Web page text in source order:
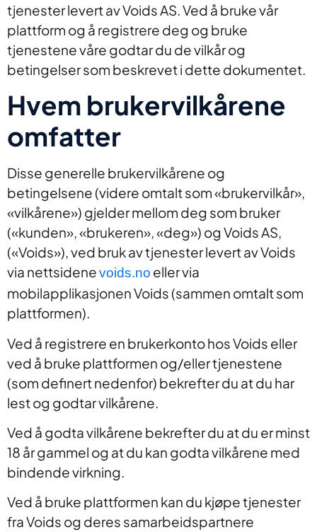
tjenester levert av Voids AS. Ved å bruke vår
plattform og å registrere deg og bruke
tjenestene våre godtar du de vilkår og
betingelser som beskrevet i dette dokumentet.
Hvem brukervilkårene
omfatter
Disse generelle brukervilkårene og
betingelsene (videre omtalt som «brukervilkår»,
«vilkårene») gjelder mellom deg som bruker
(«kunden», «brukeren», «deg») og Voids AS,
(«Voids»), ved bruk av tjenester levert av Voids
via nettsidenevoids.no eller via
mobilapplikasjonen Voids (sammen omtalt som
plattformen).
Ved å registrere en brukerkonto hos Voids eller
ved å bruke plattformen og/eller tjenestene
(som definert nedenfor) bekrefter du at du har
lest og godtar vilkårene.
Ved å godta vilkårene bekrefter du at du er minst
18 år gammel og at du kan godta vilkårene med
bindende virkning.
Ved å bruke plattformen kan du kjøpe tjenester
fra Voids og deres samarbeidspartnere